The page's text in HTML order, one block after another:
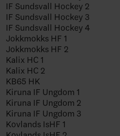
IF Sundsvall Hockey 2
IF Sundsvall Hockey 3
IF Sundsvall Hockey 4
Jokkmokks HF 1
Jokkmokks HF 2
Kalix HC 1
Kalix HC 2
KB65 HK
Kiruna IF Ungdom 1
Kiruna IF Ungdom 2
Kiruna IF Ungdom 3
Kovlands IsHF 1